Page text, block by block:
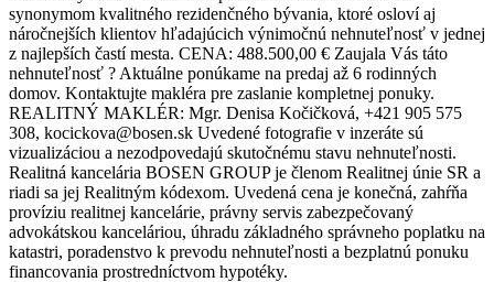
synonymom kvalitného rezidenčného bývania, ktoré osloví aj
náročnejších klientov hľadajúcich výnimočnú nehnuteľnosť v jednej
z najlepších častí mesta. CENA: 488.500,00 € Zaujala Vás táto
nehnuteľnosť ? Aktuálne ponúkame na predaj až 6 rodinných
domov. Kontaktujte makléra pre zaslanie kompletnej ponuky.
REALITNÝ MAKLÉR: Mgr. Denisa Kočičková, +421 905 575
308, kocickova@bosen.sk Uvedené fotografie v inzeráte sú
vizualizáciou a nezodpovedajú skutočnému stavu nehnuteľnosti.
Realitná kancelária BOSEN GROUP je členom Realitnej únie SR a
riadi sa jej Realitným kódexom. Uvedená cena je konečná, zahŕňa
províziu realitnej kancelárie, právny servis zabezpečovaný
advokátskou kanceláriou, úhradu základného správneho poplatku na
katastri, poradenstvo k prevodu nehnuteľnosti a bezplatnú ponuku
financovania prostredníctvom hypotéky.